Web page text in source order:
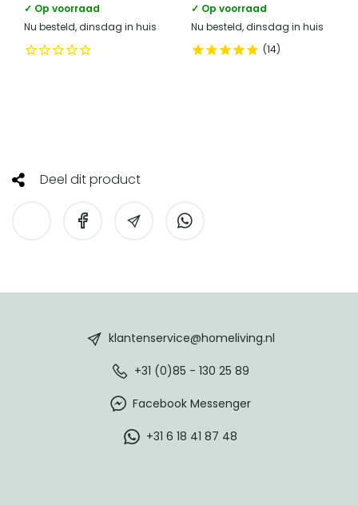
✓ Op voorraad
Nu besteld, dinsdag in huis
✓ Op voorraad
Nu besteld, dinsdag in huis
14
Deel dit product
klantenservice@homeliving.nl
+31 (0)85 - 130 25 89
Facebook Messenger
+31 6 18 41 87 48